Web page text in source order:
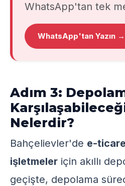
WhatsApp'tan tek
WhatsApp'tan Yazın →
Adım 3:
Nelerdir?
Bahçelievler'de e-
işletmeler için akıllı
geçişte, depolama